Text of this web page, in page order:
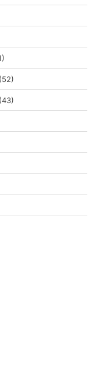
(52)
(43)